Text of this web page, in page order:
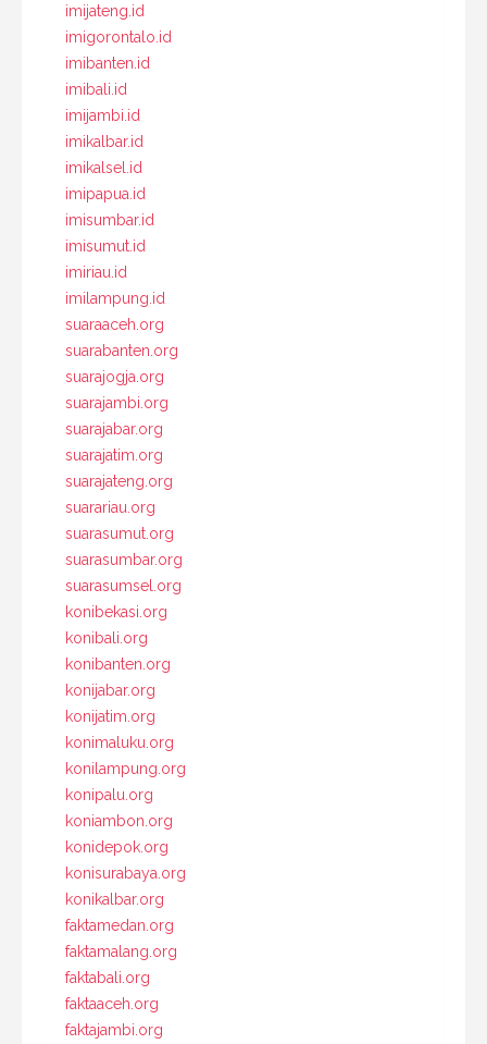
imijateng.id
imigorontalo.id
imibanten.id
imibali.id
imijambi.id
imikalbar.id
imikalsel.id
imipapua.id
imisumbar.id
imisumut.id
imiriau.id
imilampung.id
suaraaceh.org
suarabanten.org
suarajogja.org
suarajambi.org
suarajabar.org
suarajatim.org
suarajateng.org
suarariau.org
suarasumut.org
suarasumbar.org
suarasumsel.org
konibekasi.org
konibali.org
konibanten.org
konijabar.org
konijatim.org
konimaluku.org
konilampung.org
konipalu.org
koniambon.org
konidepok.org
konisurabaya.org
konikalbar.org
faktamedan.org
faktamalang.org
faktabali.org
faktaaceh.org
faktajambi.org